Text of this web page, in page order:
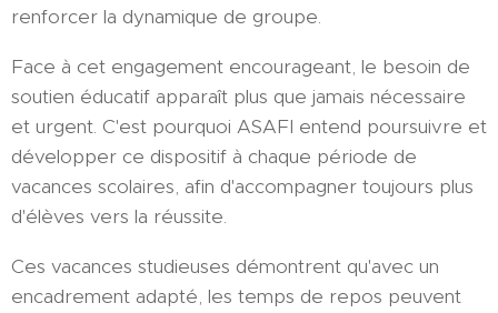
renforcer la dynamique de groupe.
Face à cet engagement encourageant, le besoin de
soutien éducatif apparaît plus que jamais nécessaire
et urgent. C'est pourquoi ASAFI entend poursuivre et
développer ce dispositif à chaque période de
vacances scolaires, afin d'accompagner toujours plus
d'élèves vers la réussite.
Ces vacances studieuses démontrent qu'avec un
encadrement adapté, les temps de repos peuvent